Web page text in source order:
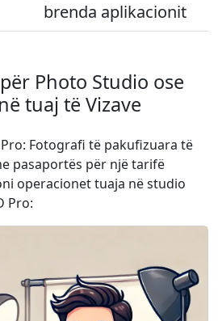
brenda aplikacionit
Photo Studio ose
tuaj të Vizave
Fotografi të pakufizuara të
pasaportës për një tarifë
operacionet tuaja në studio
Pro: